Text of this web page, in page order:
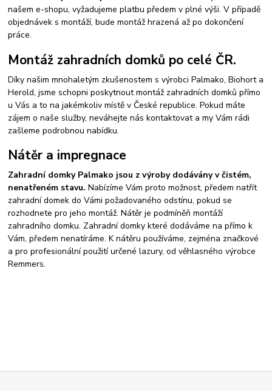
našem e-shopu, vyžadujeme platbu předem v plné výši. V případě
objednávek s montáží, bude montáž hrazená až po dokončení
práce.
Montáž zahradních domků po celé ČR.
Díky našim mnohaletým zkušenostem s výrobci Palmako, Biohort a
Herold, jsme schopni poskytnout montáž zahradních domků přímo
u Vás a to na jakémkoliv místě v České republice. Pokud máte
zájem o naše služby, neváhejte nás kontaktovat a my Vám rádi
zašleme podrobnou nabídku.
Nátěr a impregnace
Zahradní domky Palmako jsou z výroby dodávány v čistém,
nenatřeném stavu. Nabízíme Vám proto možnost, předem natřít
zahradní domek do Vámi požadovaného odstínu, pokud se
rozhodnete pro jeho montáž. Nátěr je podmíněň montáží
zahradního domku. Zahradní domky které dodáváme na přímo k
Vám, předem nenatíráme. K nátěru používáme, zejména značkové
a pro profesionální použití určené lazury, od věhlasného výrobce
Remmers.